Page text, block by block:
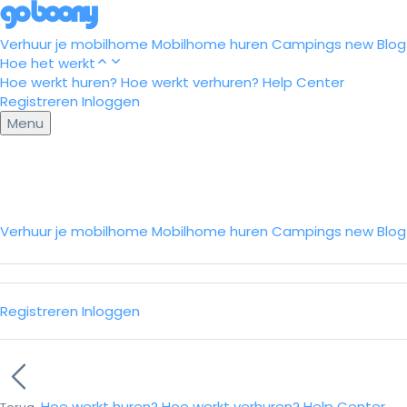
Verhuur je mobilhome Mobilhome huren Campings newBlog
Hoe het werkt
Hoe werkt huren? Hoe werkt verhuren? Help Center
Registreren Inloggen
Menu
Verhuur je mobilhome Mobilhome huren Campings new
Registreren Inloggen